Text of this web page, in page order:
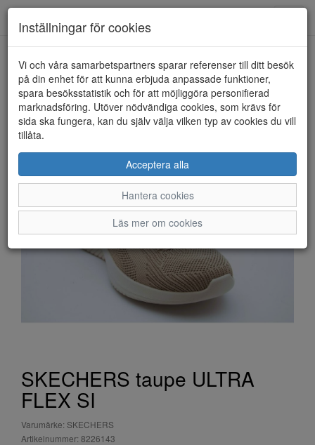
HEM SKECHERS
SKECHERS taupe ULTRA
FLEX SI
Varumärke: SKECHERS
Artikelnummer: 8226143
Inställningar för cookies
Vi och våra samarbetspartners sparar referenser till ditt besök
på din enhet för att kunna erbjuda anpassade funktioner,
spara besöksstatistik och för att möjliggöra personifierad
marknadsföring. Utöver nödvändiga cookies, som krävs för
sida ska fungera, kan du själv välja vilken typ av cookies du vill
tillåta.
Acceptera alla
Hantera cookies
Läs mer om cookies